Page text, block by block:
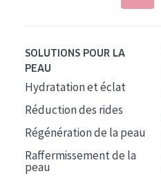
SOLUTIONS POUR LA
PEAU
Hydratation et éclat
Réduction des rides
Régénération de la peau
Raffermissement de la
peau